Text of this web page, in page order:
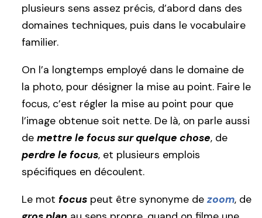
plusieurs sens assez précis, d’abord dans des
domaines techniques, puis dans le vocabulaire
familier.
On l’a longtemps employé dans le domaine de
la photo, pour désigner la mise au point. Faire le
focus, c’est régler la mise au point pour que
l’image obtenue soit nette. De là, on parle aussi
de mettre le focus sur quelque chose, de
perdre le focus, et plusieurs emplois
spécifiques en découlent.
Le mot focus peut être synonyme de zoom, de